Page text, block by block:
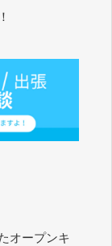
オープンキ